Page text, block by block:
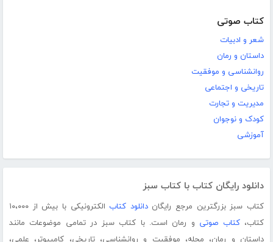
کتاب صوتی
شعر و ادبیات
داستان و رمان
روانشناسی و موفقیت
تاریخی و اجتماعی
مدیریت و تجارت
کودک و نوجوان
آموزشی
دانلود رایگان کتاب با کتاب سبز
کتاب سبز بزرگترین مرجع رایگاندانلود کتاب
الکترونیکی با بیش از ۱۰،۰۰۰
کتاب،کتاب صوتی و رمان است. با کتاب سبز در تمامی موضوعات مانند
داستان و رمان، مجله، موفقیت و روانشناسی، تاریخی، کامپیوتر، علمی،